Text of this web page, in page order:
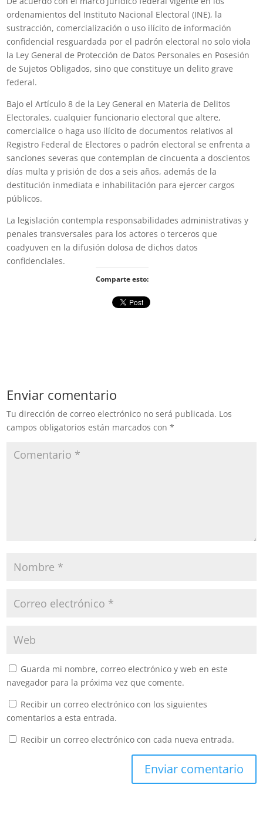
ordenamientos del Instituto Nacional Electoral (INE), la
sustracción, comercialización o uso ilícito de información
confidencial resguardada por el padrón electoral no solo viola
la Ley General de Protección de Datos Personales en Posesión
de Sujetos Obligados, sino que constituye un delito grave
federal.
Bajo el Artículo 8 de la Ley General en Materia de Delitos
Electorales, cualquier funcionario electoral que altere,
comercialice o haga uso ilícito de documentos relativos al
Registro Federal de Electores o padrón electoral se enfrenta a
sanciones severas que contemplan de cincuenta a doscientos
días multa y prisión de dos a seis años, además de la
destitución inmediata e inhabilitación para ejercer cargos
públicos.
La legislación contempla responsabilidades administrativas y
penales transversales para los actores o terceros que
coadyuven en la difusión dolosa de dichos datos
confidenciales.
Comparte esto:
Enviar comentario
Tu dirección de correo electrónico no será publicada. Los
campos obligatorios están marcados con*
Guarda mi nombre, correo electrónico y web en este
navegador para la próxima vez que comente.
Recibir un correo electrónico con los siguientes
comentarios a esta entrada.
Recibir un correo electrónico con cada nueva entrada.